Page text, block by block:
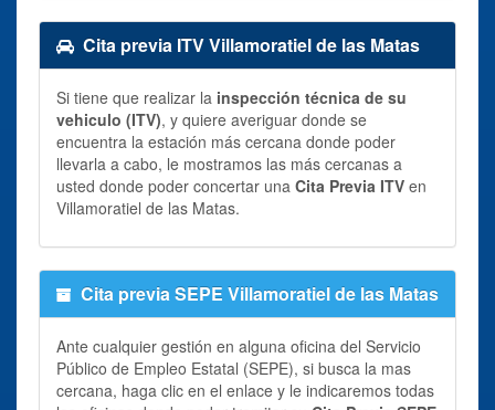
Cita previa ITV Villamoratiel de las Matas
Si tiene que realizar la inspección técnica de su
vehiculo (ITV), y quiere averiguar donde se
encuentra la estación más cercana donde poder
llevarla a cabo, le mostramos las más cercanas a
usted donde poder concertar una Cita Previa ITV en
Villamoratiel de las Matas.
Cita previa SEPE Villamoratiel de las Matas
Ante cualquier gestión en alguna oficina del Servicio
Público de Empleo Estatal (SEPE), si busca la mas
cercana, haga clic en el enlace y le indicaremos todas